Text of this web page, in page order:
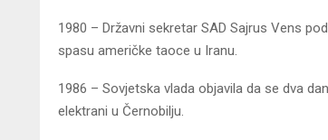
1980 – Državni sekretar SAD Sajrus Vens
spasu američke taoce u Iranu.
1986 – Sovjetska vlada objavila da se dva
elektrani u Černobilju.